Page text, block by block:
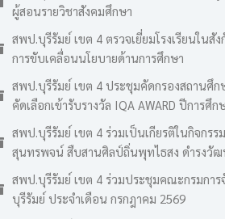
ผู้สอนรายวิชาสังคมศึกษา
สพป.บุรีรัมย์ เขต 4 ตรวจเยี่ยมโรงเรียนในสั
การขับเคลื่อนนโยบายด้านการศึกษา
สพป.บุรีรัมย์ เขต 4 ประชุมคัดกรองสถานศึก
คัดเลือกเข้ารับรางวัล IQA AWARD ปีการศึก
สพป.บุรีรัมย์ เขต 4 ร่วมเป็นเกียรติในกิจกร
สุนทรพจน์ สืบสานศิลป์ถิ่นพุทไธสง ดำรงวัฒ
สพป.บุรีรัมย์ เขต 4 ร่วมประชุมคณะกรมการ
บุรีรัมย์ ประจำเดือน กรกฎาคม 2569